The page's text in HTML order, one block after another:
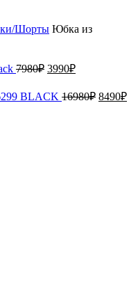
Шорты Юбка из
7980₽ Первоначальная
составляла
7980₽.
3990₽Текущая
3990₽.
BLACK 16980₽ 8490₽